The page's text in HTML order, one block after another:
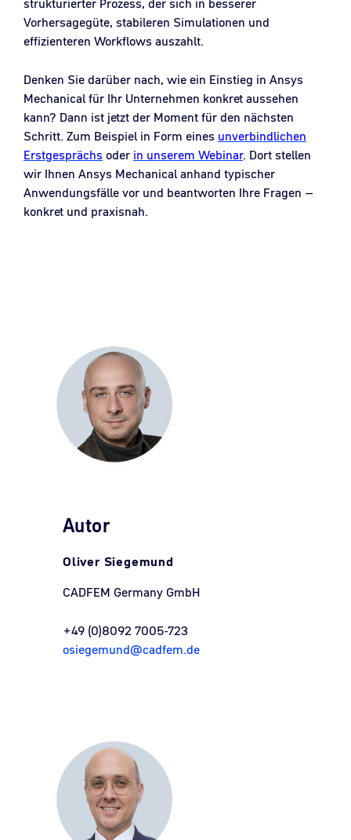
Vorhersagegüte, stabileren Simulationen und
effizienteren Workflows auszahlt.
Denken Sie darüber nach, wie ein Einstieg in Ansys
Mechanical für Ihr Unternehmen konkret aussehen
kann? Dann ist jetzt der Moment für den nächsten
Schritt. Zum Beispiel in Form eines unverbindlichen
Erstgesprächsoder in unserem Webinar. Dort stellen
wir Ihnen Ansys Mechanical anhand typischer
Anwendungsfälle vor und beantworten Ihre Fragen –
konkret und praxisnah.
Autor
Oliver Siegemund
CADFEM Germany GmbH
+49 (0)8092 7005-723
osiegemund@cadfem.de